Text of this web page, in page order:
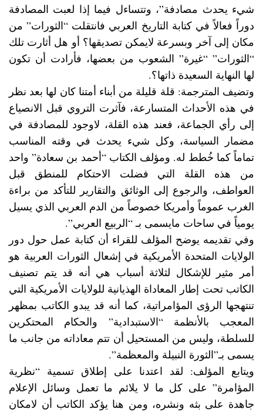
شيء يحدث مصادفة”، وتتساءل فيما إذا لعبت المصادفة
دوراً فعالاً في كتابة التاريخ العربي فانتقلت “الثورات” من
مكان إلى آخر وبسرعة لايمكن تصديقها؟ أو هل أثارت تلك
“الثورات” “غيرة” الشعوب من بعضها، فأرادت أن تكون
لها النهاية السعيدة ذاتها؟.
وتضيف المترجمة: قلة قليلة من أبناء أمتنا كان لها بعد نظر
في هذه الأحداث المتسارعة، فآثرت التروي قبل الانصياع
إلى رأي الجماعة، فعند هذه القلة، لاوجود للمصادفة في
مضمار السياسة، وكل شيء يحدث في وقته المناسب
تماماً كما خُطط له. ومؤلف الكتاب “أحمد بن سعادة” واحد
من هذه القلة التي فضلت الاحتكام للمنطق قبل
العواطف، والرجوع إلى الوثائق والتقارير للتأكد من براءة
الغرب عموماً وأمريكا خصوصاً من الدم العربي الذي يسيل
يومياً في ساحات مايسمى بـ “الربيع العربي”.
وفي تقديمه يوضح المؤلف للقراء أن كتابة عمل حول دور
الولايات المتحدة الأمريكية في إشعال الثورات العربية هو
أمر مثير للإشكال لثلاثة أسباب هي أنه قد يتم تصنيف
الكاتب تحت إطار المعاداة الهذيانية للولايات الأمريكية التي
تنتهجها الرؤى المؤامراتية، كما أنه قد يبدو الكاتب بمظهر
المعجب بالأنظمة “الاستبدادية” والحكام المحتكرين
للسلطة، وليس من المستحيل أن تتم معاداته من جانب ما
يسمى بـ”الثورة النبيلة والمعظمة”.
ويتابع المؤلف: لقد اعتدنا على إطلاق تسمية “نظرية
المؤامرة” على كل ما لا يلائم ما تعمل وسائل الإعلام
جاهدة على بثه ونشره، ومن هنا يؤكد الكاتب أن لامكان